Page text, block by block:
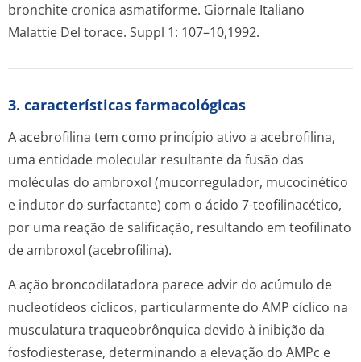
bronchite cronica asmatiforme. Giornale Italiano
Malattie Del torace. Suppl 1: 107–10,1992.
3. características farmacológicas
A acebrofilina tem como princípio ativo a acebrofilina,
uma entidade molecular resultante da fusão das
moléculas do ambroxol (mucorregulador, mucocinético
e indutor do surfactante) com o ácido 7-teofilinacético,
por uma reação de salificação, resultando em teofilinato
de ambroxol (acebrofilina).
A ação broncodilatadora parece advir do acúmulo de
nucleotídeos cíclicos, particularmente do AMP cíclico na
musculatura traqueobrônquica devido à inibição da
fosfodiesterase, determinando a elevação do AMPc e